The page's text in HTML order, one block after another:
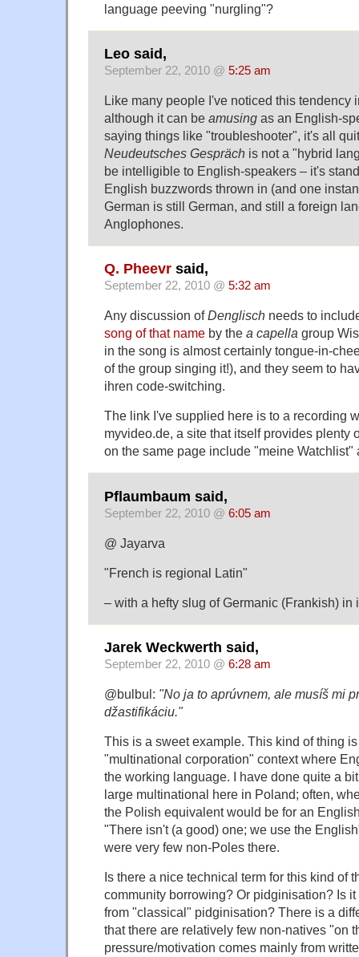
language peeving "nurgling"?
Leo said,
September 22, 2010 @ 5:25 am
Like many people I've noticed this tendency
although it can be amusing as an English-
saying things like "troubleshooter", it's all
Neudeutsches Gespräch is not a "hybrid
be intelligible to English-speakers – it's
English buzzwords thrown in (and one
German is still German, and still a foreign
Anglophones.
Q. Pheevr said,
September 22, 2010 @ 5:32 am
Any discussion ofDenglisch needs to
song of that name by the a capella group
in the song is almost certainly tongue-in-
of the group singing it!), and they seem to
ihren code-switching.
The link I've supplied here is to a recording
myvideo.de, a site that itself provides plenty
on the same page include "meine
Pflaumbaum said,
September 22, 2010 @ 6:05 am
@ Jayarva
"French is regional Latin"
– with a hefty slug of Germanic (Frankish) in
Jarek Weckwerth said,
September 22, 2010 @ 6:28 am
@bulbul: "No ja to aprúvnem, ale musíš mi
džastifikáciu."
This is a sweet example. This kind of thing
"multinational corporation" context where
the working language. I have done quite a
large multinational here in Poland; often,
the Polish equivalent would be for an
"There isn't (a good) one; we use the
were very few non-Poles there.
Is there a nice technical term for this kind of
community borrowing? Or pidginisation? Is it
from "classical" pidginisation? There is a
that there are relatively few non-natives "on
pressure/motivation comes mainly from